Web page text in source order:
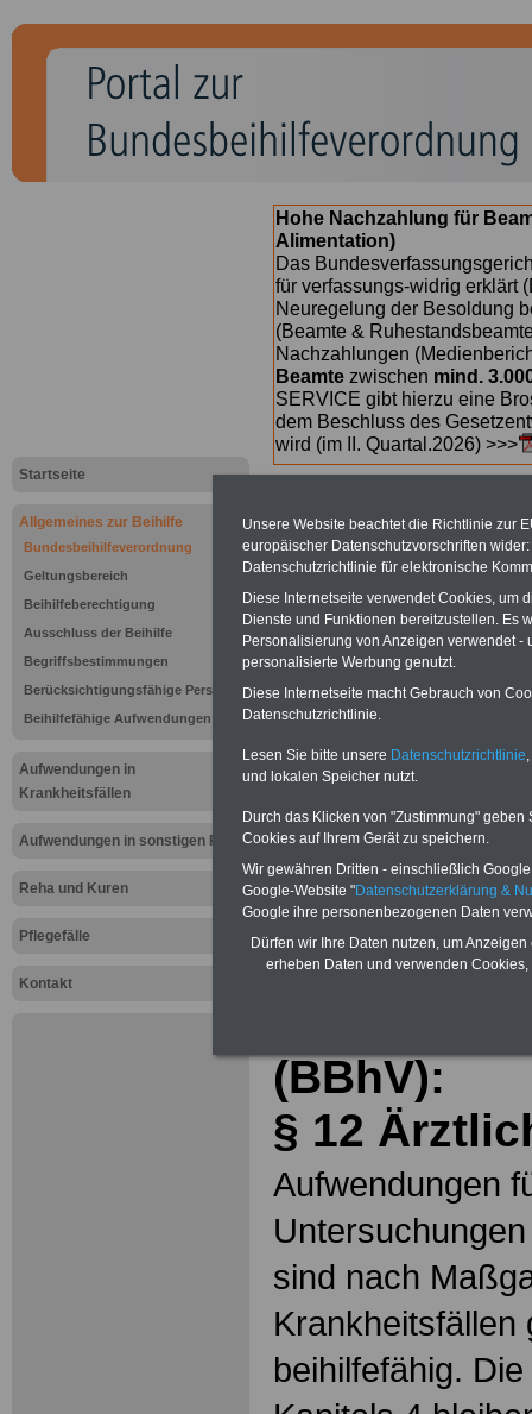
Startseite
Allgemeines zur Beihilfe
Bundesbeihilfeverordnung
Geltungsbereich
Beihilfeberechtigung
Ausschluss der Beihilfe
Begriffsbestimmungen
Berücksichtigungsfähige Personen
Beihilfefähige Aufwendungen
Aufwendungen in
Krankheitsfällen
Aufwendungen in sonstigen Fällen
Reha und Kuren
Pflegefälle
Kontakt
Hohe Nachzahlung für
Alimentation)
Das
für verfassungs-widrig erklärt
Neuregelung der Besoldung
(Beamte &
Nachzahlungen
Beamte zwischen mind.
SERVICE gibt hierzu eine
dem Beschluss des
wird (im II. Quartal.2026) >>>
§ 12
Vorteile für den öffentlichen
Vergleichen und sparen:
Berufsunfähigkeitsabsicherung-
Kapitalanlagen
Krankenversicherung - zuerst
vergleichen, dann unterschreiben
Vergleich Gesetzliche
Zahnzusatzversicherung -
Brutto/Netto:>>>hier können Sie
Zur Übersicht
(BBhV):
§ 12
Aufwendungen
sind nach
Krankheitsfällen
beihilfefähig.
Unsere Website beachtet die Richtlinie zur
europäischer Datenschutzvorschriften
Datenschutzrichtlinie für elektronische
Diese Internetseite verwendet Cookies, um
Dienste und Funktionen bereitzustellen. Es
Personalisierung von Anzeigen verwendet
personalisierte Werbung genutzt.
Diese Internetseite macht Gebrauch von
Datenschutzrichtlinie.
Lesen Sie bitte unsere Datenschutzrichtlinie
und lokalen Speicher nutzt.
Durch das Klicken von "Zustimmung"
Cookies auf Ihrem Gerät zu speichern.
Wir gewähren Dritten - einschließlich
Google-Website "Datenschutzerklärung &
Google ihre personenbezogenen Daten
Dürfen wir Ihre Daten nutzen, um
erheben Daten und verwenden